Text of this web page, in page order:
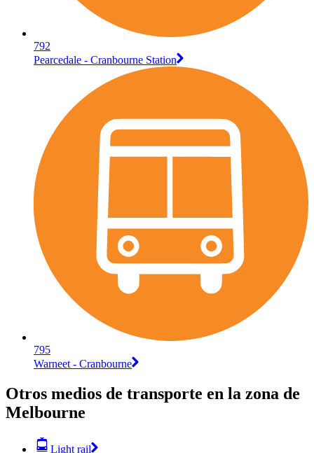
792
Pearcedale - Cranbourne Station
795
Warneet - Cranbourne
Otros medios de transporte en la zona de
Melbourne
Light rail